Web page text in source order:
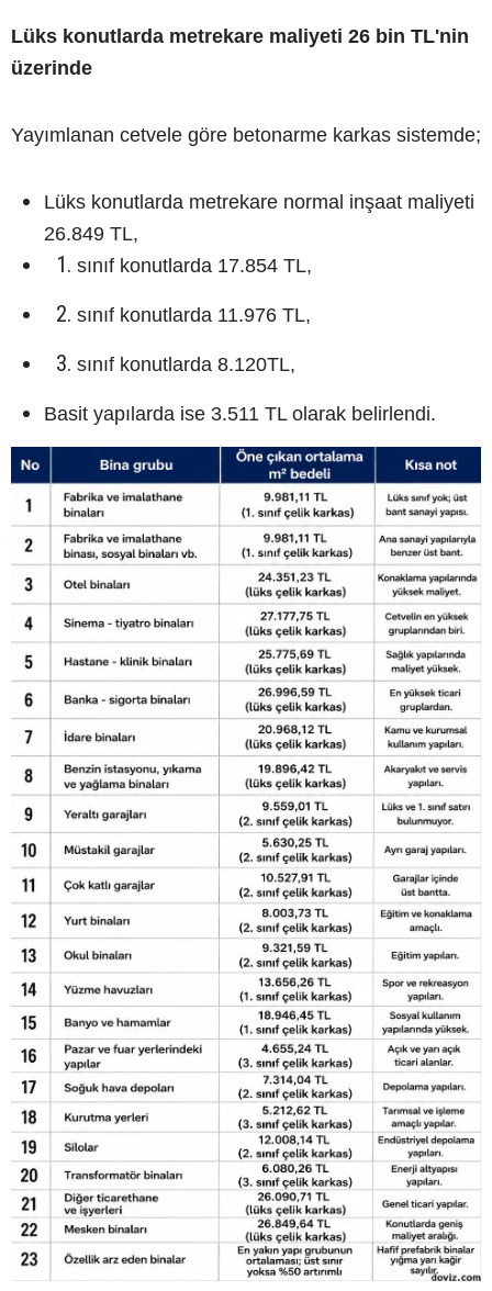
Lüks konutlarda metrekare maliyeti 26 bin TL'nin
üzerinde
Yayımlanan cetvele göre betonarme karkas sistemde;
Lüks konutlarda metrekare normal inşaat maliyeti
26.849 TL,
sınıf konutlarda 17.854 TL,
sınıf konutlarda 11.976 TL,
sınıf konutlarda 8.120TL,
Basit yapılarda ise 3.511 TL olarak belirlendi.